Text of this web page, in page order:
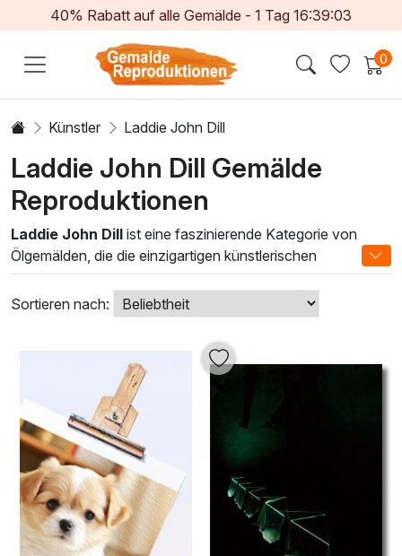
40% Rabatt auf alle Gemälde -1 Tag 16:39:02
0
Künstler Laddie John Dill
Laddie John Dill Gemälde
Reproduktionen
Laddie John Dill ist eine faszinierende Kategorie von
Ölgemälden, die die einzigartigen künstlerischen
Fähigkeiten des renommierten Künstlers widerspiegelt. Mit
einem außergewöhnlichen Gespür für Licht und Farbe
entstehen Werke, die den Betrachter in eine Welt voller
Emotionen und tiefgründiger Sinneseindrücke entführen.
Dill kombiniert traditionelle Maltechniken mit modernen
Elementen, was seinen Gemälden eine zeitlose Eleganz
verleiht. Jedes Stück erzählt eine eigene Geschichte und
ist ein ideales Highlight für jede Kunstsammlung.
Laddie John Dill und verwandeln Sie Ihr Zuhause in einen
Ort der Kreativität und des Stils.
Sortieren nach: